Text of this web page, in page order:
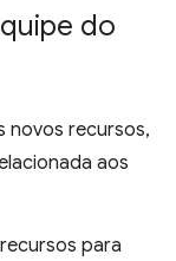
do
novos recursos,
aos
para